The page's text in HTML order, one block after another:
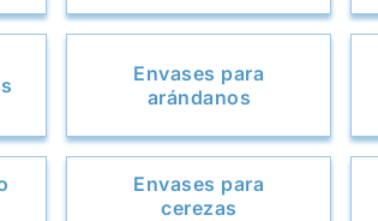
Envases para
arándanos
Envases para
cerezas